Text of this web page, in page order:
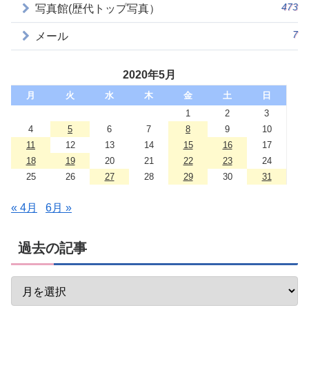
写真館(歴代トップ写真） 473
メール 7
2020年5月
月 火 水 木 金 土
日
1
2
3
4
5 6 7 8 9
10
11
12 13 14 15 16
17
18
19 20 21 22 23
24
25
26 27 28 29 30 31
« 4月 6月 »
過去の記事